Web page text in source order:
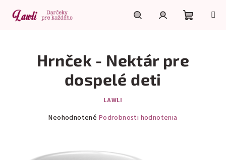
obsah
košík
Hrnček - Nektár pre
dospelé deti
LAWLI
Neohodnotené Podrobnosti hodnotenia